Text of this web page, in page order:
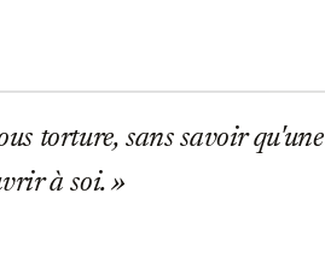
torture, sans savoir qu'une
à soi.